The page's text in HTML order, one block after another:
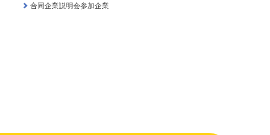
合同企業説明会参加企業